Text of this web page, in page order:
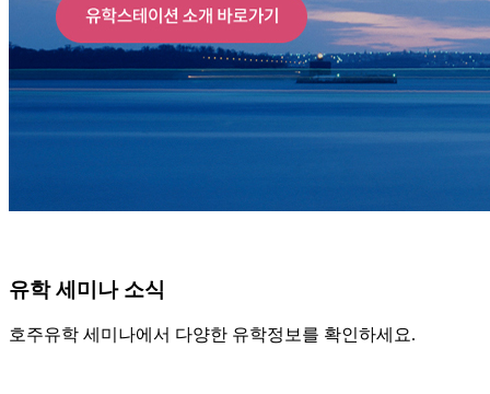
유학세미나 소식
호주유학 세미나에서 다양한 유학정보를 확인하세요.